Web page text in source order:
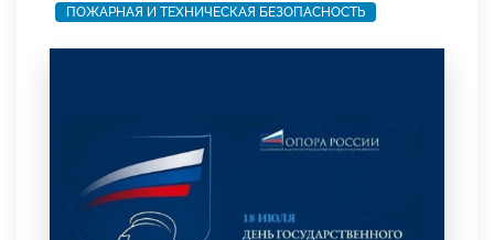
ПОЖАРНАЯ И ТЕХНИЧЕСКАЯ БЕЗОПАСНОСТЬ